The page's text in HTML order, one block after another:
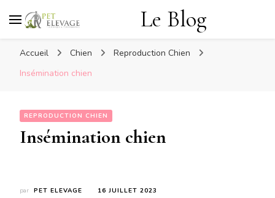
Le Blog
Accueil Chien
Reproduction Chien
Insémination chien
REPRODUCTION CHIEN
Insémination chien
par PET ELEVAGE 16 JUILLET 2023